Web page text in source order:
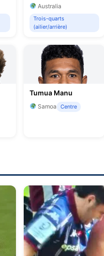
Australia
Trois-quarts
(ailier/arrière)
Tumua Manu
Samoa Centre